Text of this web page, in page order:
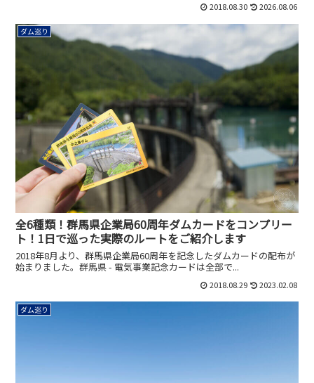
2018.08.30 2026.08.06
ダム巡り
全6種類！群馬県企業局60周年ダムカードをコンプリー
ト！1日で巡った実際のルートをご紹介します
2018年8月より、群馬県企業局60周年を記念したダムカードの配布が
始まりました。群馬県 - 電気事業記念カードは全部で...
2018.08.29 2023.02.08
ダム巡り